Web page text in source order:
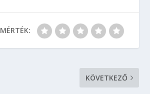
MÉRTÉK:
KÖVETKEZŐ